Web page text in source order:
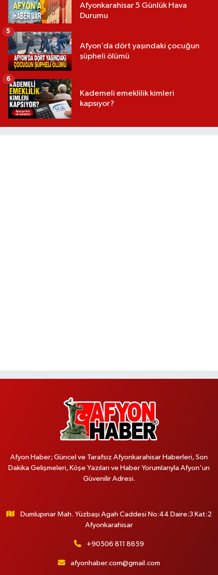
Afyonkarahisar 5 Günlük Hava
Durumu
Afyon’da dört yaşındaki çocuğun
şüpheli ölümü
5
Kademeli emeklilik kimleri
kapsıyor?
6
Afyon Haber; Güncel ve Tarafsız Afyonkarahisar Haberleri, Son
Dakika Gelişmeleri, Köşe Yazıları ve Haber Yorumlarıyla Afyon'un
Güvenilir Adresi.
Dumlupınar Mah. Yüzbaşı Agah Caddesi No:44 Daire:3 Kat:2
Afyonkarahisar
+90506 811 8659
afyonhaber.com@gmail.com